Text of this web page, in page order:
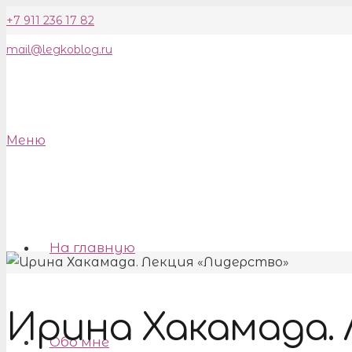
+7 911 236 17 82
mail@legkoblog.ru
Меню
На главную
Обо мне
Ирина Хакамада.